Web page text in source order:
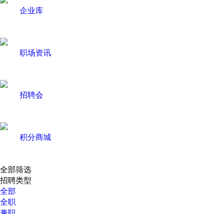
企业库
职场资讯
招聘会
积分商城
全部筛选
招聘类型
全部
全职